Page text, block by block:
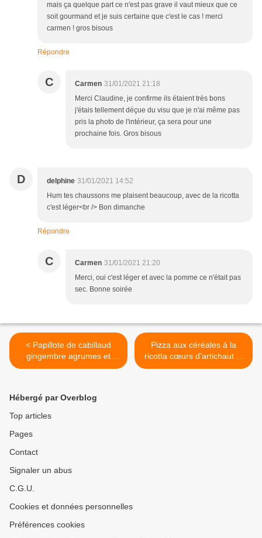
mais ça quelque part ce n'est pas grave il vaut mieux que ce
soit gourmand et je suis certaine que c'est le cas ! merci
carmen ! gros bisous
Répondre
C Carmen 31/01/2021 21:18
Merci Claudine, je confirme ils étaient très bons
j'étais tellement déçue du visu que je n'ai même pas
pris la photo de l'intérieur, ça sera pour une
prochaine fois. Gros bisous
D delphine 31/01/2021 14:52
Hum tes chaussons me plaisent beaucoup, avec de la ricotta
c'est léger<br /> Bon dimanche
Répondre
C Carmen 31/01/2021 21:20
Merci, oui c'est léger et avec la pomme ce n'était pas
sec. Bonne soirée
< Papillote de cabillaud
gingembre agrumes et
patates douces
Pizza aux céréales à la
ricotta cœurs d'artichaut et
coppa >
Hébergé par Overblog
Top articles
Pages
Contact
Signaler un abus
C.G.U.
Cookies et données personnelles
Préférences cookies